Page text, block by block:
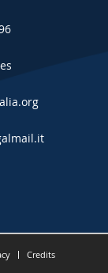
Credits